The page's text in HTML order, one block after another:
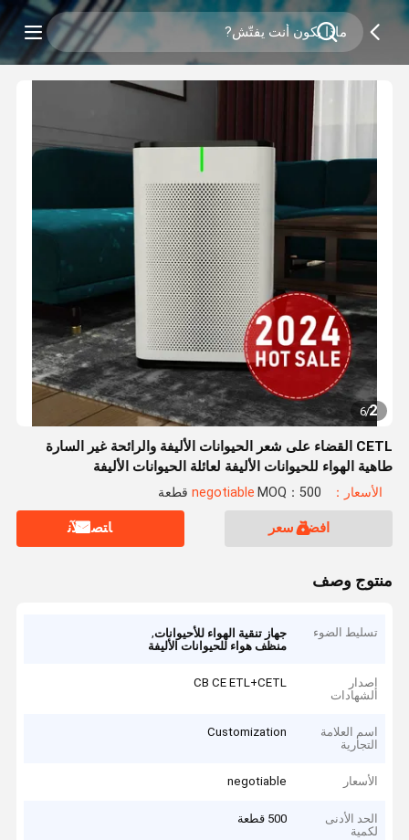
2
/
6
CETL القضاء على شعر الحيوانات الأليفة والرائحة غير السارة
طاهية الهواء للحيوانات الأليفة لعائلة الحيوانات الأليفة
الأسعار：negotiable MOQ：500 قطعة
افضل سعر ﺎﺘﺼﻟ ﺍﻶﻧ
منتوج وصف
تسليط الضوء جهاز تنقية الهواء للأحيوانات,
منظف هواء للحيوانات الأليفة
إصدار
الشهادات
CB CE ETL+CETL
اسم العلامة
التجارية
Customization
الأسعار negotiable
الحد الأدنى
لكمية
500 قطعة